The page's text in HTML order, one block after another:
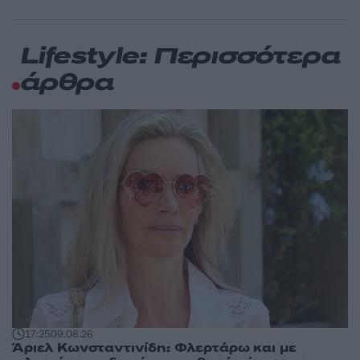
Lifestyle: Περισσότερα
άρθρα
17:2509.08.26
Άριελ Κωνσταντινίδη: Φλερτάρω και με